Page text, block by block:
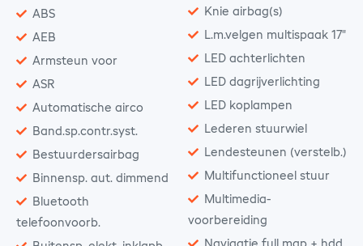
ABS
AEB
Armsteun voor
ASR
Automatische airco
Band.sp.contr.syst.
Bestuurdersairbag
Binnensp. aut. dimmend
Bluetooth
telefoonvoorb.
Knie airbag(s)
L.m.velgen multispaak 17"
LED achterlichten
LED dagrijverlichting
LED koplampen
Lederen stuurwiel
Lendesteunen (verstelb.)
Multifunctioneel stuur
Multimedia-
voorbereiding